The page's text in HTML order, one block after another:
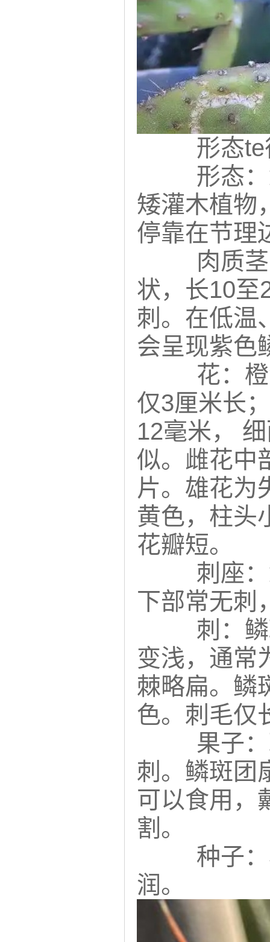
形态
形态
矮灌木植物
停靠在节理
肉质
状，长10至
刺。在低温
会呈现紫
花：
仅3厘米长
12毫米，
似。雌花中
片。雄花为
黄色，柱头
花瓣短。
刺座
下部常无刺
刺：
变浅，通常
棘略扁。鳞
色。刺毛仅
果子
刺。鳞斑团
可以食用，
割。
种子
润。